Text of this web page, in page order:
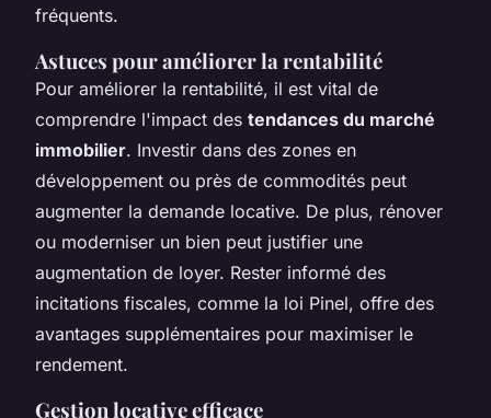
fréquents.
Astuces pour améliorer la rentabilité
Pour améliorer la rentabilité, il est vital de
comprendre l'impact des tendances du marché
immobilier. Investir dans des zones en
développement ou près de commodités peut
augmenter la demande locative. De plus, rénover
ou moderniser un bien peut justifier une
augmentation de loyer. Rester informé des
incitations fiscales, comme la loi Pinel, offre des
avantages supplémentaires pour maximiser le
rendement.
Gestion locative efficace